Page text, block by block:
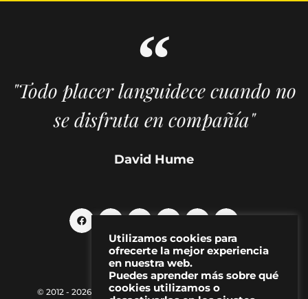
"Todo placer languidece cuando no
se disfruta en compañía"
David Hume
© 2012 - 2026 MAKMA | Revista de artes visuales y cultura
Utilizamos cookies para
ofrecerte la mejor experiencia
en nuestra web.
Puedes aprender más sobre qué
cookies utilizamos o